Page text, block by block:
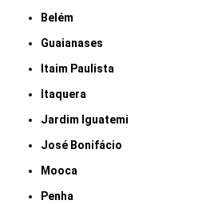
Belém
Guaianases
Itaim Paulista
Itaquera
Jardim Iguatemi
José Bonifácio
Mooca
Penha